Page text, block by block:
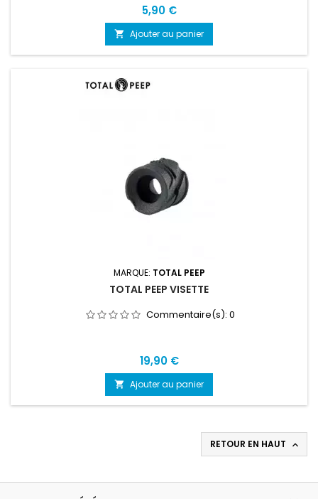
Prix
5,90 €
 Ajouter au panier
MARQUE: TOTAL PEEP
TOTAL PEEP VISETTE
Commentaire(s): 0
Prix
19,90 €
 Ajouter au panier
RETOUR EN HAUT 